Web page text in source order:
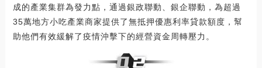
成的產業集群為發力點，通過銀政聯動、銀企聯動，為超過
35萬地方小吃產業商家提供了無抵押優惠利率貸款額度，幫
助他們有效緩解了疫情沖擊下的經營資金周轉壓力。